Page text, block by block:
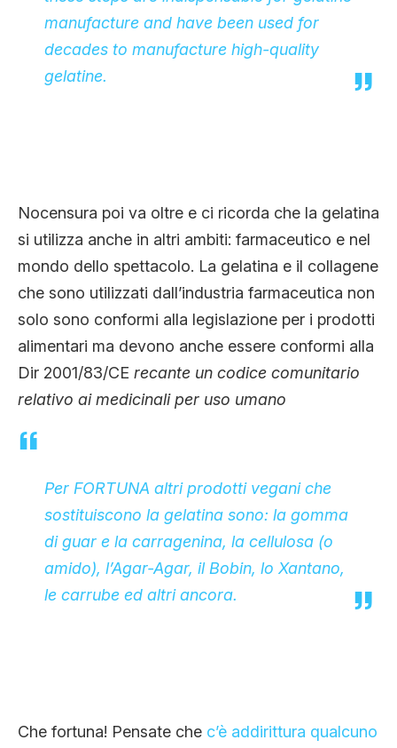
manufacture and have been used for
decades to manufacture high-quality
gelatine.
Nocensura poi va oltre e ci ricorda che la gelatina
si utilizza anche in altri ambiti: farmaceutico e nel
mondo dello spettacolo. La gelatina e il collagene
che sono utilizzati dall’industria farmaceutica non
solo sono conformi alla legislazione per i prodotti
alimentari ma devono anche essere conformi alla
Dir 2001/83/CE recante un codice comunitario
relativo ai medicinali per uso umano
Per FORTUNA altri prodotti vegani che
sostituiscono la gelatina sono: la gomma
di guar e la carragenina, la cellulosa (o
amido), l’Agar-Agar, il Bobin, lo Xantano,
le carrube ed altri ancora.
Che fortuna! Pensate che c’è addirittura qualcuno